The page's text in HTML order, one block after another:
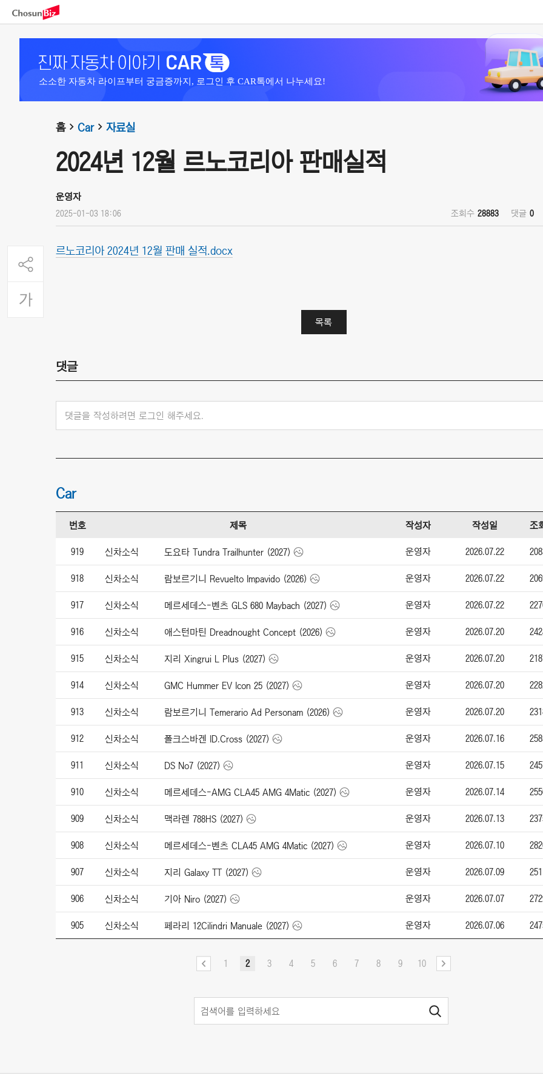
소소한 자동차 라이프부터 궁금증까지, 로그인 후 CAR톡에서 나누세요!
홈 Car 자료실
2024년 12월 르노코리아 판매실적
운영자
2025-01-03 18:06 조회수 28883 댓글 0
르노코리아 2024년 12월 판매 실적.docx
목록
댓글
댓글을 작성하려면 로그인 해주세요.
Car
번호 제목 작성자 작성일 조
919 신차소식 도요타 Tundra Trailhunter (2027) 운영자 2026.07.22
918 신차소식 람보르기니 Revuelto Impavido (2026) 운영자 2026.07.22
917 신차소식 메르세데스-벤츠 GLS 680 Maybach (2027) 운영자 2026.07.22
916 신차소식 애스턴마틴 Dreadnought Concept (2026) 운영자 2026.07.20
915 신차소식 지리 Xingrui L Plus (2027) 운영자 2026.07.20
914 신차소식 GMC Hummer EV Icon 25 (2027) 운영자 2026.07.20
913 신차소식 람보르기니 Temerario Ad Personam (2026) 운영자 2026.07.20
912 신차소식 폴크스바겐 ID.Cross (2027) 운영자 2026.07.16
911 신차소식 DS No7 (2027) 운영자 2026.07.15
910 신차소식 메르세데스-AMG CLA45 AMG 4Matic (2027) 운영자 2026.07.14
909 신차소식 맥라렌 788HS (2027) 운영자 2026.07.13
908 신차소식 메르세데스-벤츠 CLA45 AMG 4Matic (2027) 운영자 2026.07.10
907 신차소식 지리 Galaxy TT (2027) 운영자 2026.07.09
906 신차소식 기아 Niro (2027) 운영자 2026.07.07
905 신차소식 페라리 12Cilindri Manuale (2027) 운영자 2026.07.06
1 2 3 4 5 6 7 8 9 10